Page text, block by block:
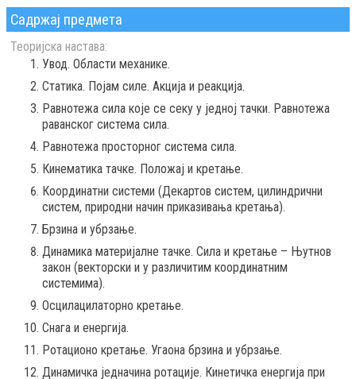
Садржај предмета
Теоријска настава:
Увод. Области механике.
Статика. Појам силе. Акција и реакција.
Равнотежа сила које се секу у једној тачки. Равнотежа
раванског система сила.
Равнотежа просторног система сила.
Кинематика тачке. Положај и кретање.
Координатни системи (Декартов систем, цилиндрични
систем, природни начин приказивања кретања).
Брзина и убрзање.
Динамика материјалне тачке. Сила и кретање – Њутнов
закон (векторски и у различитим координатним
системима).
Осцилацилаторно кретање.
Снага и енергија.
Ротационо кретање. Угаона брзина и убрзање.
Динамичка једначина ротације. Кинетичка енергија при